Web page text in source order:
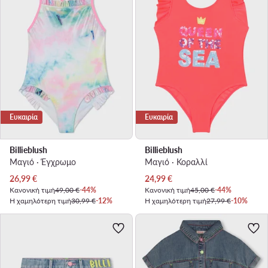
Ευκαιρία
Billieblush
Μαγιό · Έγχρωμο
Τρέχουσα τιμή
26,99€
Κανονική τιμή49,00 €-44%
Η χαμηλότερη τιμή30,99 €-12%
Ευκαιρία
Billieblush
Μαγιό · Κοραλλί
Τρέχουσα τιμή
24,99€
Κανονική τιμή45,00 €-44%
Η χαμηλότερη τιμή27,99 €-10%